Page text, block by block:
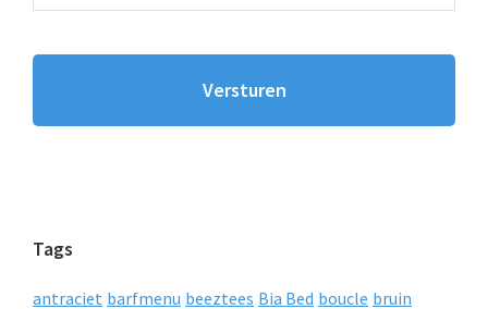
Tags
antraciet barfmenu beeztees Bia Bed boucle bruin